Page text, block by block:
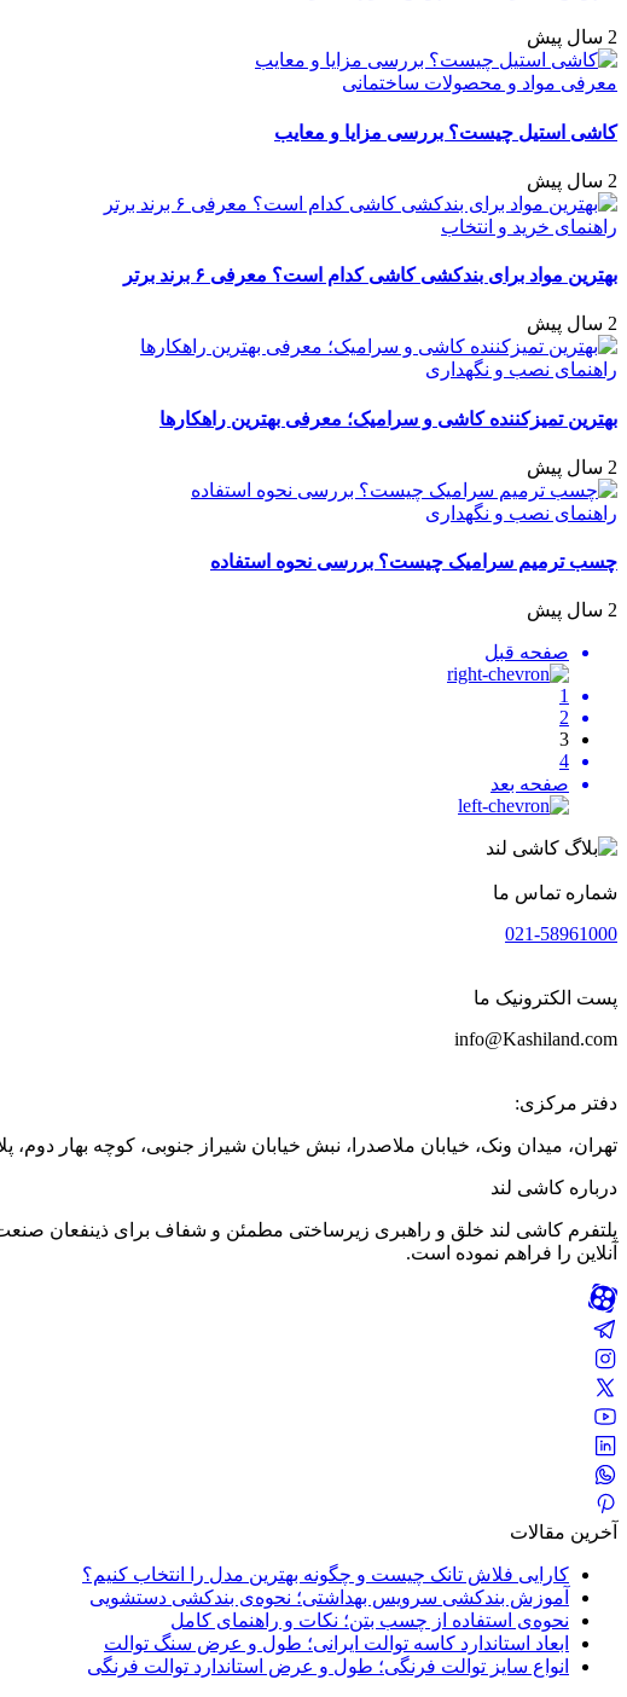
2 سال پیش
معرفی مواد و محصولات ساختمانی
کاشی استیل چیست؟ بررسی مزایا و معایب
2 سال پیش
راهنمای خرید و انتخاب
بهترین مواد برای بندکشی کاشی کدام است؟ معرفی ۶ برند برتر
2 سال پیش
راهنمای نصب و نگهداری
بهترین تمیزکننده کاشی و سرامیک؛ معرفی بهترین راهکارها
2 سال پیش
راهنمای نصب و نگهداری
چسب ترمیم سرامیک چیست؟ بررسی نحوه استفاده
2 سال پیش
صفحه قبل
1
2
3
4
صفحه بعد
شماره تماس ما
021-58961000
پست الکترونیک ما
info@Kashiland.com
دفتر مرکزی:
تهران، میدان ونک، خیابان ملاصدرا، نبش خیابان شیراز جنوبی، کوچه بهار دوم، پلاک 1، واحد 6 و 7 شوروم کاشی لند:
درباره کاشی لند
پلتفرم کاشی لند خلق و راهبری زیرساختی مطمئن و شفاف برای ذینفعان
آنلاین را فراهم نموده است.
آخرین مقالات
کارایی فلاش تانک چیست و چگونه بهترین مدل را انتخاب کنیم؟
آموزش بندکشی سرویس بهداشتی؛ نحوه‌ی بندکشی دستشویی
نحوه‌ی استفاده از چسب بتن؛ نکات و راهنمای کامل
ابعاد استاندارد کاسه توالت ایرانی؛ طول و عرض سنگ توالت
انواع سایز توالت فرنگی؛ طول و عرض استاندارد توالت فرنگی